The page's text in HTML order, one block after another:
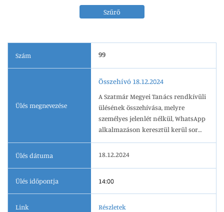
Szűrő
Szám 99
Ülés megnevezése
Összehívó 18.12.2024
A Szatmár Megyei Tanács rendkívüli
ülésének összehívása, melyre
személyes jelenlét nélkül, WhatsApp
alkalmazáson keresztül kerül sor
Ülés dátuma
18.12.2024
Ülés időpontja 14:00
Link Részletek